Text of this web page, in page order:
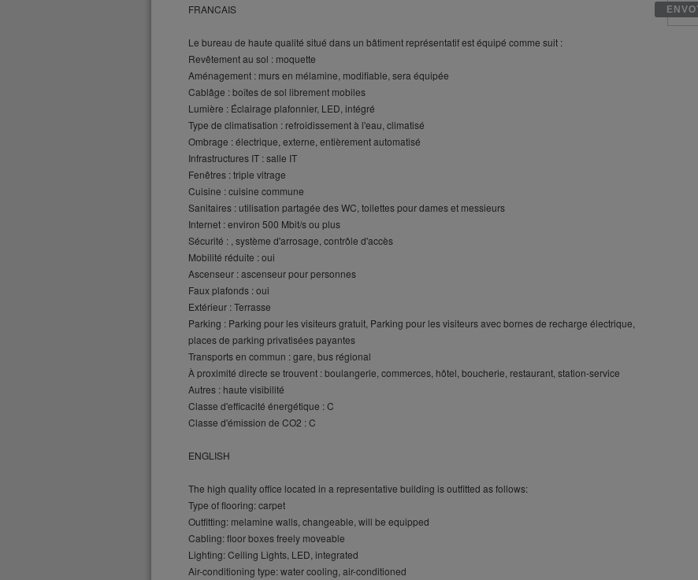
FRANCAIS
Le bureau de haute qualité situé dans un bâtiment représentatif est équipé comme suit :
Revêtement au sol : moquette
Aménagement : murs en mélamine, modifiable, sera équipée
Cablâge : boîtes de sol librement mobiles
Lumière : Éclairage plafonnier, LED, intégré
Type de climatisation : refroidissement à l'eau, climatisé
Ombrage : électrique, externe, entièrement automatisé
Infrastructures IT : salle IT
Fenêtres : triple vitrage
Cuisine : cuisine commune
Sanitaires : utilisation partagée des WC, toilettes pour dames et messieurs
Internet : environ 500 Mbit/s ou plus
Sécurité : , système d'arrosage, contrôle d'accès
Mobilité réduite : oui
Ascenseur : ascenseur pour personnes
Faux plafonds : oui
Extérieur : Terrasse
Parking : Parking pour les visiteurs gratuit, Parking pour les visiteurs avec bornes de recharge électrique,
places de parking privatisées payantes
Transports en commun : gare, bus régional
À proximité directe se trouvent : boulangerie, commerces, hôtel, boucherie, restaurant, station-service
Autres : haute visibilité
Classe d'efficacité énergétique : C
Classe d'émission de CO2 : C
ENGLISH
The high quality office located in a representative building is outfitted as follows:
Type of flooring: carpet
Outfitting: melamine walls, changeable, will be equipped
Cabling: floor boxes freely moveable
Lighting: Ceiling Lights, LED, integrated
Air-conditioning type: water cooling, air-conditioned